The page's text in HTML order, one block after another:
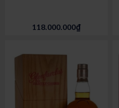
118.000.000₫